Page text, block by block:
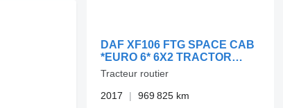
DAF XF106 FTG SPACE CAB
*EURO 6* 6X2 TRACTOR
UNIT – 2017 – MX67 EJL
Tracteur routier
2017
969 825 km